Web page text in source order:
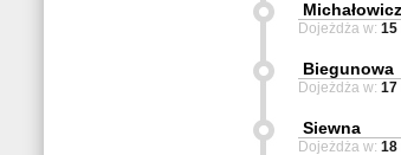
Dojeżdża w: 15
Biegunowa
Dojeżdża w: 17
Siewna
Dojeżdża w: 18